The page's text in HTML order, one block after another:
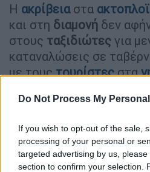
Do Not Process My
If you wish to opt-out of the sale,
processing of your personal or
targeted advertising by us,
section to confirm your selection.
Η ακρίβειαστα
και στη διαμονή δεν
στους ταξιδιώτες για
καταναλώσεις σε
με τουςτουρίστεςστα
καταστήματάτους να
τζίρους τους να
πέρσι.